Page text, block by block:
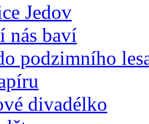
Jedov
nás baví
podzimního
divadélko